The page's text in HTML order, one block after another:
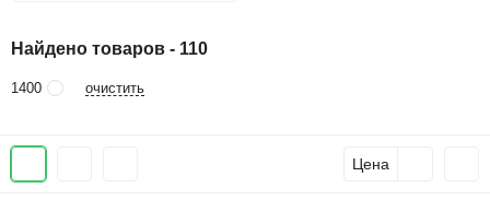
Найдено товаров - 110
1400 очистить
Цена